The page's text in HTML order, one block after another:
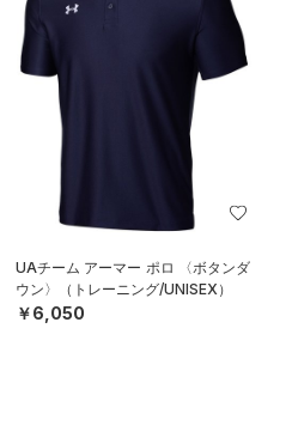
UAチーム アーマー ポロ 〈ボタンダ
ウン〉（トレーニング/UNISEX）
￥6,050